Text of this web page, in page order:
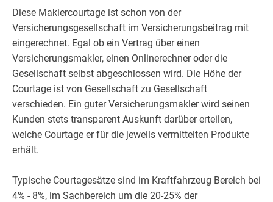
Diese Maklercourtage ist schon von der
Versicherungsgesellschaft im Versicherungsbeitrag mit
eingerechnet. Egal ob ein Vertrag über einen
Versicherungsmakler, einen Onlinerechner oder die
Gesellschaft selbst abgeschlossen wird. Die Höhe der
Courtage ist von Gesellschaft zu Gesellschaft
verschieden. Ein guter Versicherungsmakler wird seinen
Kunden stets transparent Auskunft darüber erteilen,
welche Courtage er für die jeweils vermittelten Produkte
erhält.
Typische Courtagesätze sind im Kraftfahrzeug Bereich bei
4% - 8%, im Sachbereich um die 20-25% der